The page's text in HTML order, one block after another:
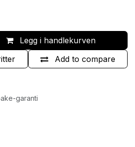
Legg i handlekurven
Add to compare
garanti